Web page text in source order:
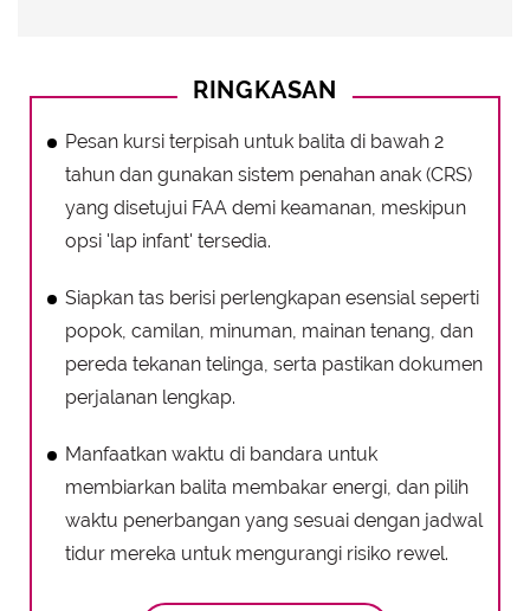
RINGKASAN
Pesan kursi terpisah untuk balita di bawah 2
tahun dan gunakan sistem penahan anak (CRS)
yang disetujui FAA demi keamanan, meskipun
opsi 'lap infant' tersedia.
Siapkan tas berisi perlengkapan esensial seperti
popok, camilan, minuman, mainan tenang, dan
pereda tekanan telinga, serta pastikan dokumen
perjalanan lengkap.
Manfaatkan waktu di bandara untuk
membiarkan balita membakar energi, dan pilih
waktu penerbangan yang sesuai dengan jadwal
tidur mereka untuk mengurangi risiko rewel.